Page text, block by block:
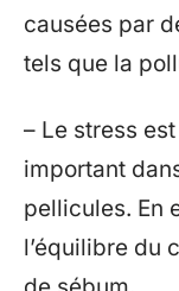
causées par
tels que la
– Le stress
important
pellicules. En
l’équilibre du